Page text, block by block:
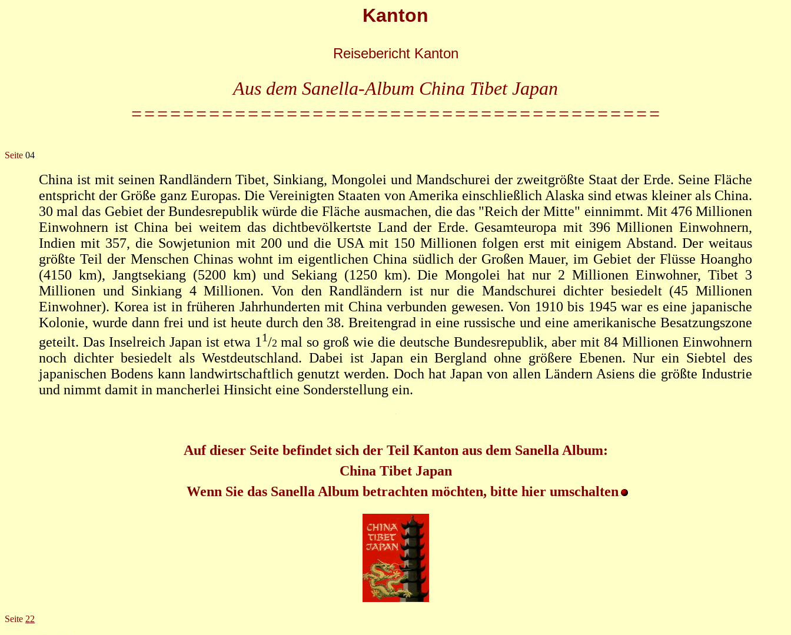
Kanton
Reisebericht Kanton
Aus dem Sanella-Album China Tibet Japan
=========================================
Seite 04
China ist mit seinen Randländern Tibet, Sinkiang, Mongolei und Mandschurei der zweitgrößte Staat der Erde. Seine Fläche
entspricht der Größe ganz Europas. Die Vereinigten Staaten von Amerika einschließlich Alaska sind etwas kleiner als China.
30 mal das Gebiet der Bundesrepublik würde die Fläche ausmachen, die das "Reich der Mitte" einnimmt. Mit 476 Millionen
Einwohnern ist China bei weitem das dichtbevölkertste Land der Erde. Gesamteuropa mit 396 Millionen Einwohnern,
Indien mit 357, die Sowjetunion mit 200 und die USA mit 150 Millionen folgen erst mit einigem Abstand. Der weitaus
größte Teil der Menschen Chinas wohnt im eigentlichen China südlich der Großen Mauer, im Gebiet der Flüsse Hoangho
(4150 km), Jangtsekiang (5200 km) und Sekiang (1250 km). Die Mongolei hat nur 2 Millionen Einwohner, Tibet 3
Millionen und Sinkiang 4 Millionen. Von den Randländern ist nur die Mandschurei dichter besiedelt (45 Millionen
Einwohner). Korea ist in früheren Jahrhunderten mit China verbunden gewesen. Von 1910 bis 1945 war es eine japanische
Kolonie, wurde dann frei und ist heute durch den 38. Breitengrad in eine russische und eine amerikanische Besatzungszone
geteilt. Das Inselreich Japan ist etwa 1 1/2 mal so groß wie die deutsche Bundesrepublik, aber mit 84 Millionen Einwohnern
noch dichter besiedelt als Westdeutschland. Dabei ist Japan ein Bergland ohne größere Ebenen. Nur ein Siebtel des
japanischen Bodens kann landwirtschaftlich genutzt werden. Doch hat Japan von allen Ländern Asiens die größte Industrie
und nimmt damit in mancherlei Hinsicht eine Sonderstellung ein.
Auf dieser Seite befindet sich der Teil Kanton aus dem Sanella Album:
China Tibet Japan
Wenn Sie das Sanella Album betrachten möchten, bitte hier umschalten.
Seite 22